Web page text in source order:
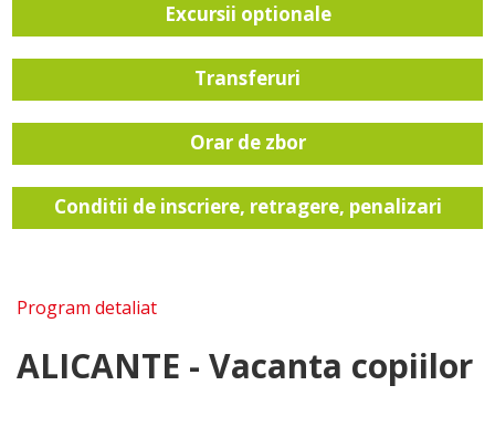
Excursii optionale
Transferuri
Orar de zbor
Conditii de inscriere, retragere, penalizari
Program detaliat
ALICANTE - Vacanta copiilor